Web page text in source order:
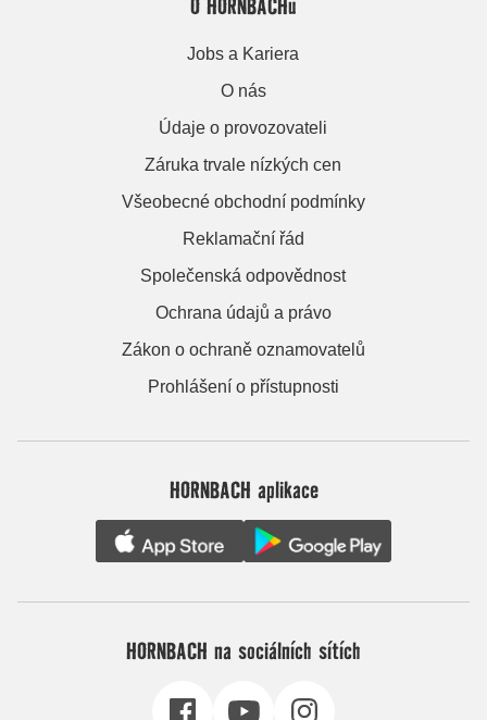
Jobs a Kariera
O nás
Údaje o provozovateli
Záruka trvale nízkých cen
Všeobecné obchodní podmínky
Reklamační řád
Společenská odpovědnost
Ochrana údajů a právo
Zákon o ochraně oznamovatelů
Prohlášení o přístupnosti
HORNBACH aplikace
HORNBACH na sociálních sítích